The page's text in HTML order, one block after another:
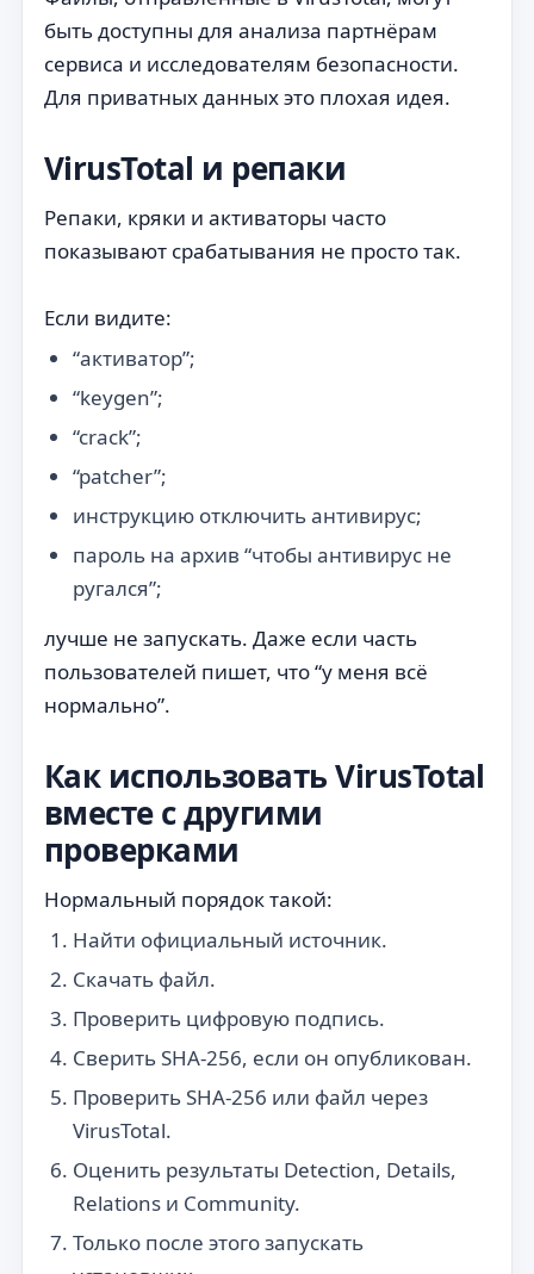
быть доступны для анализа партнёрам
сервиса и исследователям безопасности.
Для приватных данных это плохая идея.
VirusTotal и репаки
Репаки, кряки и активаторы часто
показывают срабатывания не просто так.
Если видите:
“активатор”;
“keygen”;
“crack”;
“patcher”;
инструкцию отключить антивирус;
пароль на архив “чтобы антивирус не
ругался”;
лучше не запускать. Даже если часть
пользователей пишет, что “у меня всё
нормально”.
Как использовать VirusTotal
вместе с другими
проверками
Нормальный порядок такой:
Найти официальный источник.
Скачать файл.
Проверить цифровую подпись.
Сверить SHA-256, если он опубликован.
Проверить SHA-256 или файл через
VirusTotal.
Оценить результаты Detection, Details,
Relations и Community.
Только после этого запускать